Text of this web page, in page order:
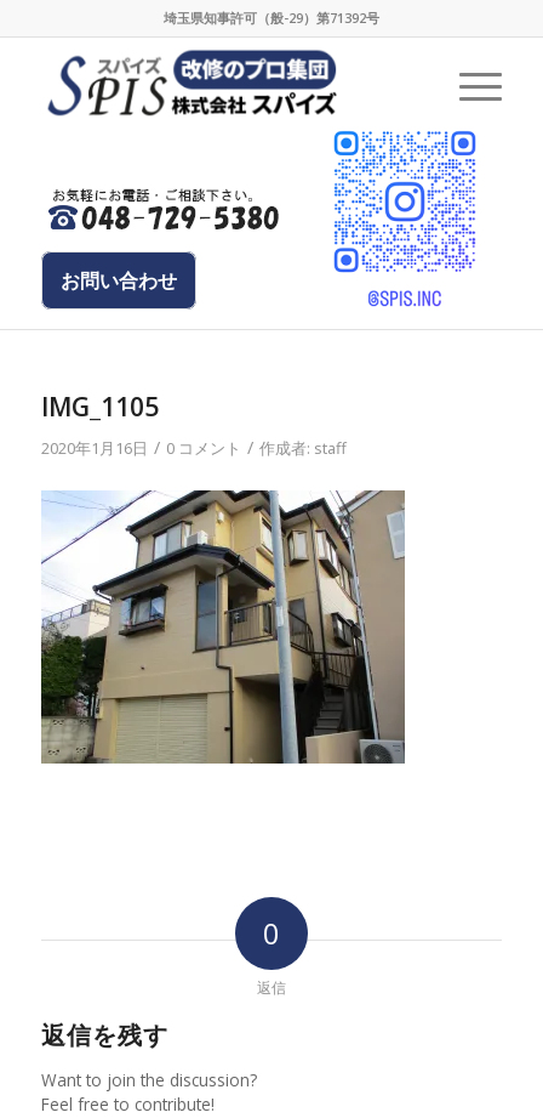
埼玉県知事許可（般-29）第71392号
お問い合わせ
IMG_1105
2020年1月16日 / 0 コメント / 作成者: staff
0
返信
返信を残す
Want to join the discussion?
Feel free to contribute!